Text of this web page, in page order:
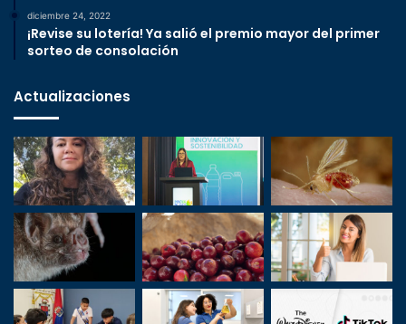
diciembre 24, 2022
¡Revise su lotería! Ya salió el premio mayor del primer
sorteo de consolación
Actualizaciones